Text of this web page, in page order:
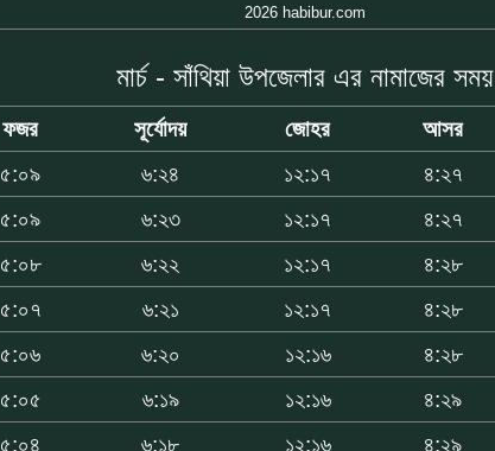
2026 habibur.com
মার্চ - সাঁথিয়া উপজেলার এর নামাজের সময়
ফজর সূর্যোদয় জোহর আসর
৫:০৯ ৬:২৪ ১২:১৭ ৪:২৭
৫:০৯ ৬:২৩ ১২:১৭ ৪:২৭
৫:০৮ ৬:২২ ১২:১৭ ৪:২৮
৫:০৭ ৬:২১ ১২:১৭ ৪:২৮
৫:০৬ ৬:২০ ১২:১৬ ৪:২৮
৫:০৫ ৬:১৯ ১২:১৬ ৪:২৯
৫:০৪ ৬:১৮ ১২:১৬ ৪:২৯